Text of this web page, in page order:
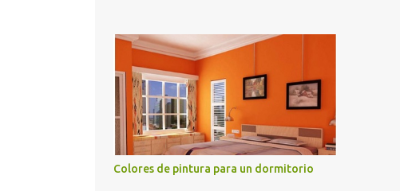
de recortar y se pueden utilizar en variedad
de cosas como ser recortes para tareas
escolares, para hacer juegos infantiles
matemáticos, para decorar los cumpleaños
de los niños, entre otras cosas.
Colores de pintura para un dormitorio